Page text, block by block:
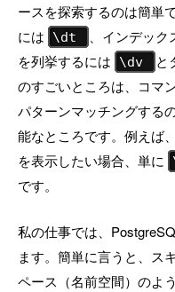
ースを探索するのは簡単
には
\dt 、インデック
を列挙するには
\dv
と
のすごいところは、コマ
パターンマッチングする
能なところです。例えば、
を表示したい場合、単に
です。
私の仕事では、
ます。簡単に言うと、ス
ペース（名前空間）のよ